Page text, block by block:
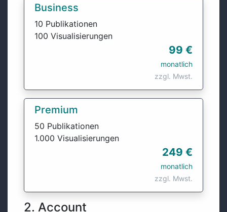
Business
10 Publikationen
100 Visualisierungen
99 €
monatlich
zzgl. Mwst.
Premium
50 Publikationen
1.000 Visualisierungen
249 €
monatlich
zzgl. Mwst.
2. Account